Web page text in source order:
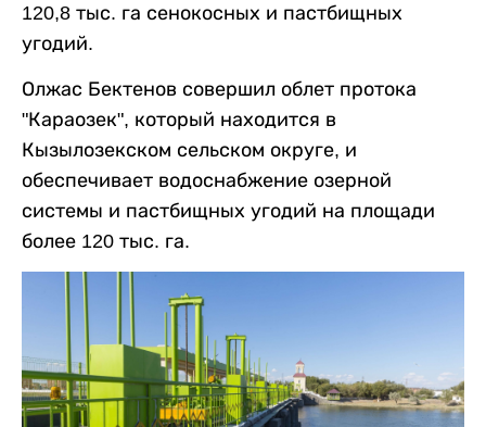
120,8 тыс. га сенокосных и пастбищных
угодий.
Олжас Бектенов совершил облет протока
"Караозек", который находится в
Кызылозекском сельском округе, и
обеспечивает водоснабжение озерной
системы и пастбищных угодий на площади
более 120 тыс. га.